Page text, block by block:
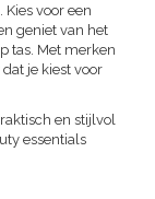
voor een
geniet van het
tas. Met merken
je kiest voor
en stijlvol
essentials